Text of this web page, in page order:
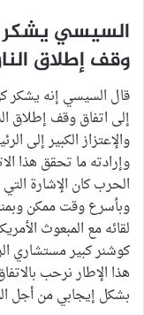
السيسي يشكر
وقف إطلاق
قال السيسي إنه يشكر
إلى اتفاق وقف إطلاق
والإعتزاز الكبير إلى
وإرادته ما تحقق هذا
الحرب كان الإشارة
وبأسرع وقت ممكن
لقائه مع المبعوث
كوشنر كبير مستشاري
هذا الإطار نرحب
بشكل إيجابي من أجل